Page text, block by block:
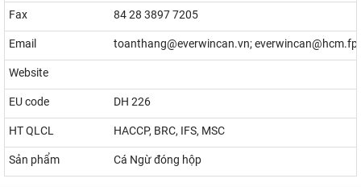
Fax 84 28 3897 7205
Email toanthang@everwincan.vn;
Website
EU code DH 226
HT QLCL HACCP, BRC, IFS, MSC
Sản phẩm Cá Ngừ đóng hộp